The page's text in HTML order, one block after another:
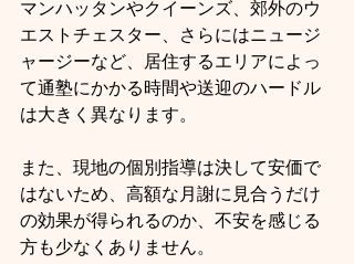
マンハッタンやクイーンズ、郊外のウ
エストチェスター、さらにはニュージ
ャージーなど、居住するエリアによっ
て通塾にかかる時間や送迎のハードル
は大きく異なります。
また、現地の個別指導は決して安価で
はないため、高額な月謝に見合うだけ
の効果が得られるのか、不安を感じる
方も少なくありません。